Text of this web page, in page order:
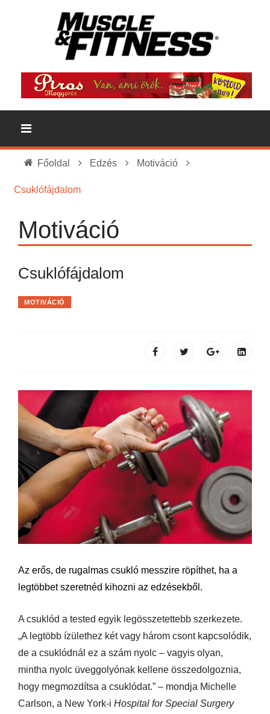
Főoldal Edzés Motiváció
Csuklófájdalom
Motiváció
Csuklófájdalom
MOTIVÁCIÓ
Az erős, de rugalmas csukló messzire röpíthet, ha a
legtöbbet szeretnéd kihozni az edzésekből.
A csuklód a tested egyik legösszetettebb szerkezete.
„A legtöbb ízülethez két vagy három csont kapcsolódik,
de a csuklódnál ez a szám nyolc – vagyis olyan,
mintha nyolc üveggolyónak kellene összedolgoznia,
hogy megmozdítsa a csuklódat.” – mondja Michelle
Carlson, a New York-i Hospital for Special Surgery